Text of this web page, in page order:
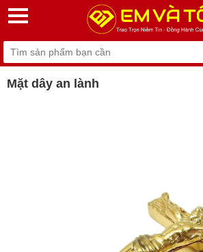
Mặt dây an lành